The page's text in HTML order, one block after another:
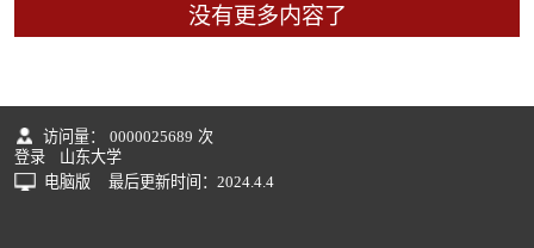
没有更多内容了
访问量： 0000025689 次
登录
山东大学
电脑版
最后更新时间： 2024. 4. 4